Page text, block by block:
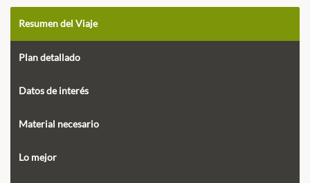
Resumen del Viaje
Plan detallado
Datos de interés
Material necesario
Lo mejor